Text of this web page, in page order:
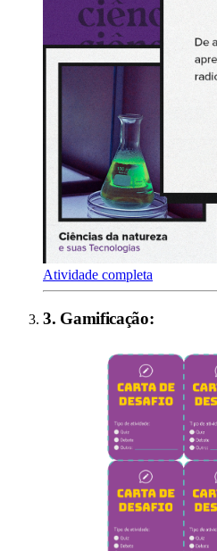
Atividade completa
3. Gamificação: